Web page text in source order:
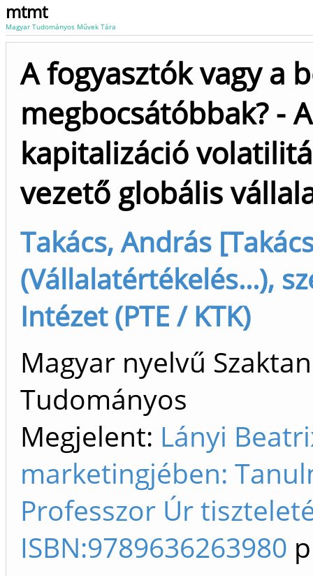
mtmt
Magyar Tudományos Művek Tára
A fogyasztók vagy a
megbocsátóbbak? -
kapitalizáció
vezető globális
Takács, András
(Vállalatértékelés...),
Intézet (PTE / KTK)
Magyar nyelvű
Tudományos
Megjelent: Lányi
marketingjében:
Professzor Úr
ISBN:9789636263980